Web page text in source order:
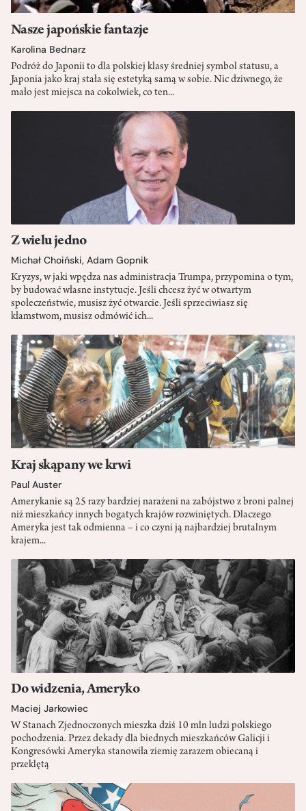
Nasze japońskie fantazje
Karolina Bednarz
Podróż do Japonii to dla polskiej klasy średniej symbol statusu, a
Japonia jako kraj stała się estetyką samą w sobie. Nic dziwnego, że
mało jest miejsca na cokolwiek, co ten...
Z wielu jedno
Michał Choiński, Adam Gopnik
Kryzys, w jaki wpędza nas administracja Trumpa, przypomina o tym,
by budować własne instytucje. Jeśli chcesz żyć w otwartym
społeczeństwie, musisz żyć otwarcie. Jeśli sprzeciwiasz się
kłamstwom, musisz odmówić ich...
Kraj skąpany we krwi
Paul Auster
Amerykanie są 25 razy bardziej narażeni na zabójstwo z broni palnej
niż mieszkańcy innych bogatych krajów rozwiniętych. Dlaczego
Ameryka jest tak odmienna – i co czyni ją najbardziej brutalnym
krajem...
Do widzenia, Ameryko
Maciej Jarkowiec
W Stanach Zjednoczonych mieszka dziś 10 mln ludzi polskiego
pochodzenia. Przez dekady dla biednych mieszkańców Galicji i
Kongresówki Ameryka stanowiła ziemię zarazem obiecaną i
przeklętą